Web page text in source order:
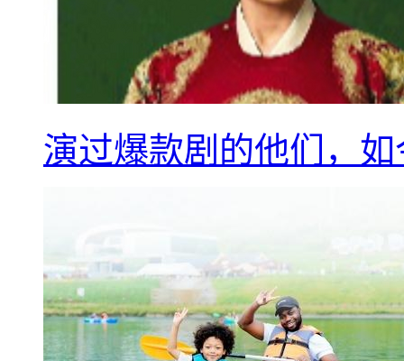
演过爆款剧的他们，